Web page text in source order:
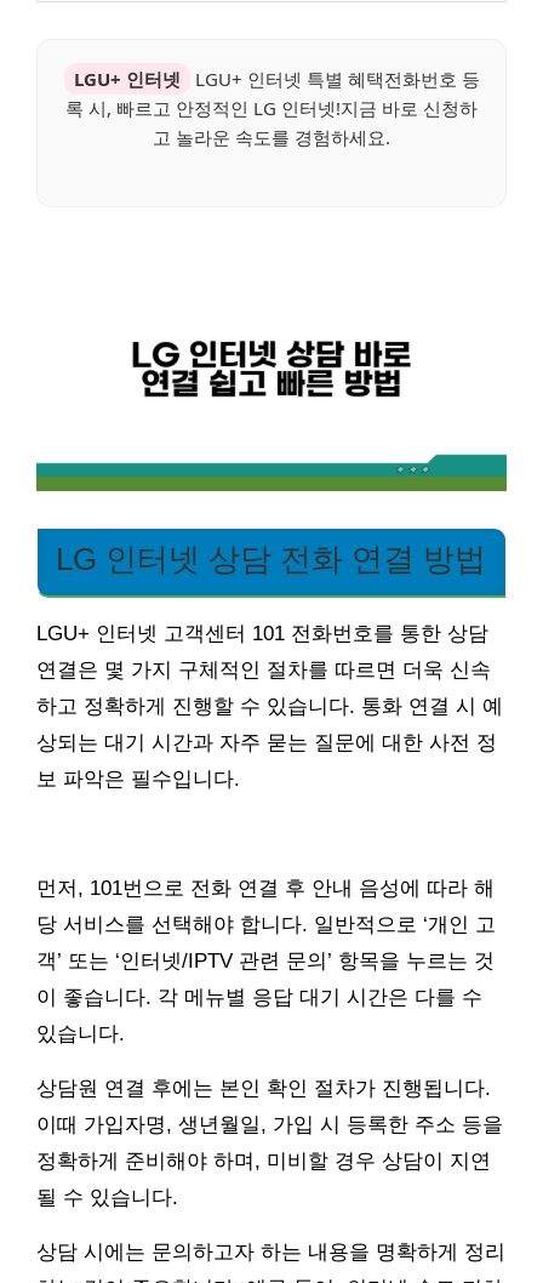
LGU+ 인터넷
LGU+ 인터넷 특별 혜택전화번호 등
록 시, 빠르고 안정적인 LG 인터넷!지금 바로 신청하
고 놀라운 속도를 경험하세요.
LG 인터넷 상담 전화 연결 방법
LGU+ 인터넷 고객센터 101 전화번호를 통한 상담
연결은 몇 가지 구체적인 절차를 따르면 더욱 신속
하고 정확하게 진행할 수 있습니다. 통화 연결 시 예
상되는 대기 시간과 자주 묻는 질문에 대한 사전 정
보 파악은 필수입니다.
먼저, 101번으로 전화 연결 후 안내 음성에 따라 해
당 서비스를 선택해야 합니다. 일반적으로 ‘개인 고
객’ 또는 ‘인터넷/IPTV 관련 문의’ 항목을 누르는 것
이 좋습니다. 각 메뉴별 응답 대기 시간은 다를 수
있습니다.
상담원 연결 후에는 본인 확인 절차가 진행됩니다.
이때 가입자명, 생년월일, 가입 시 등록한 주소 등을
정확하게 준비해야 하며, 미비할 경우 상담이 지연
될 수 있습니다.
상담 시에는 문의하고자 하는 내용을 명확하게 정리